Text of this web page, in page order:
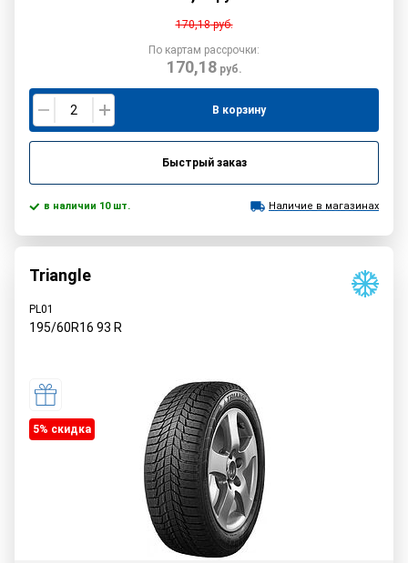
170,18руб.
По картам рассрочки:
170,18руб.
В корзину
Быстрый заказ
в наличии 10 шт. Наличие в магазинах
Triangle
PL01
195/60R16 93 R
5% cкидка